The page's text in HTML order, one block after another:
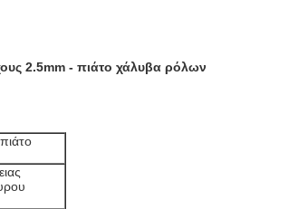
2.5mm - πιάτο χάλυβα ρόλων